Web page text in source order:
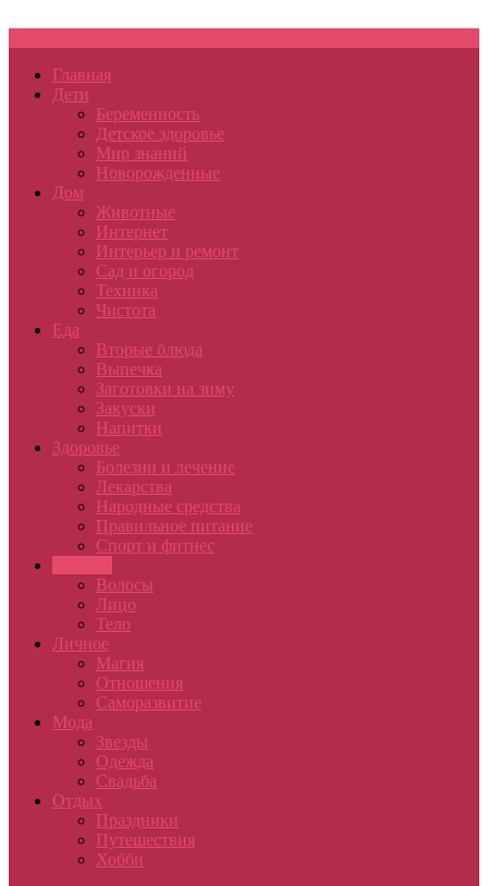
Главная
Дети
Беременность
Детское здоровье
Мир знаний
Новорожденные
Дом
Животные
Интернет
Интерьер и ремонт
Сад и огород
Техника
Чистота
Еда
Вторые блюда
Выпечка
Заготовки на зиму
Закуски
Напитки
Здоровье
Болезни и лечение
Лекарства
Народные средства
Правильное питание
Спорт и фитнес
Волосы
Лицо
Тело
Личное
Магия
Отношения
Саморазвитие
Мода
Звезды
Одежда
Свадьба
Отдых
Праздники
Путешествия
Хобби